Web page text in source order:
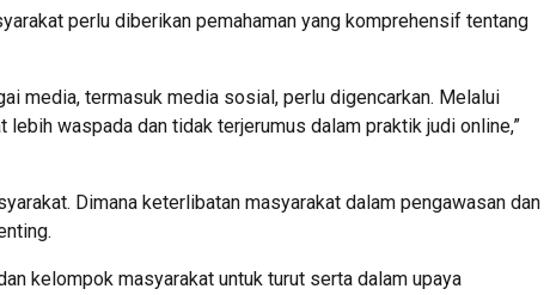
perlu diberikan pemahaman yang komprehensif tentang
media, termasuk media sosial, perlu digencarkan. Melalui
waspada dan tidak terjerumus dalam praktik judi online,”
Dimana keterlibatan masyarakat dalam pengawasan dan
kelompok masyarakat untuk turut serta dalam upaya